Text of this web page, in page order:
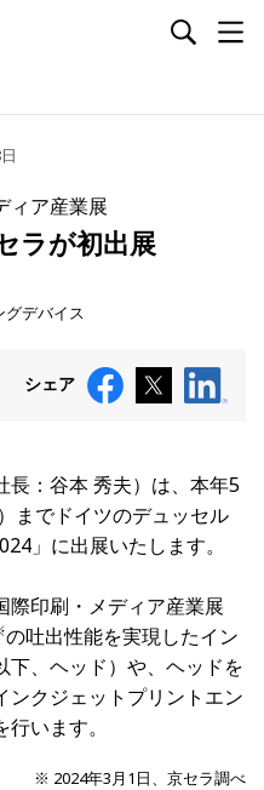
ィア産業展
ラが初出展
グデバイス
シェア
長：谷本 秀夫）は、本年5
までドイツのデュッセル
」に出展いたします。
際印刷・メディア産業展
の吐出性能を実現したイン
下、ヘッド）や、ヘッドを
ンクジェットプリントエン
います。
※ 2024年3月1日、京セラ調べ